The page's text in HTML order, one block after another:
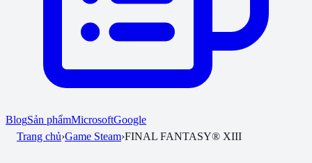
BlogSản phẩmMicrosoftGoogle
Trang chủ›Game Steam›FINAL FANTASY® XIII